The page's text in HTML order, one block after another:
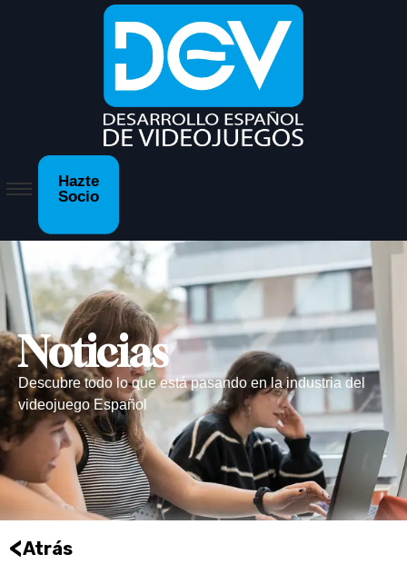
Hazte
Socio
Noticias
Descubre todo lo que está pasando en la industria del
videojuego Español
<Atrás